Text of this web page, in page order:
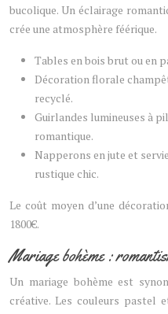
bucolique. Un éclairage
crée une atmosphère féérique.
Tables en bois brut ou en
Décoration florale
recyclé.
Guirlandes lumineuses à
romantique.
Napperons en jute et
rustique chic.
Le coût moyen d’une
1800€.
Mariage bohème :
Un mariage bohème est
créative. Les couleurs pastel